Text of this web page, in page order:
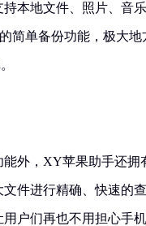
本地文件、照片、音
简单备份功能，极大
能外，XY苹果助手还
件进行精确、快速的
户们再也不用担心手机